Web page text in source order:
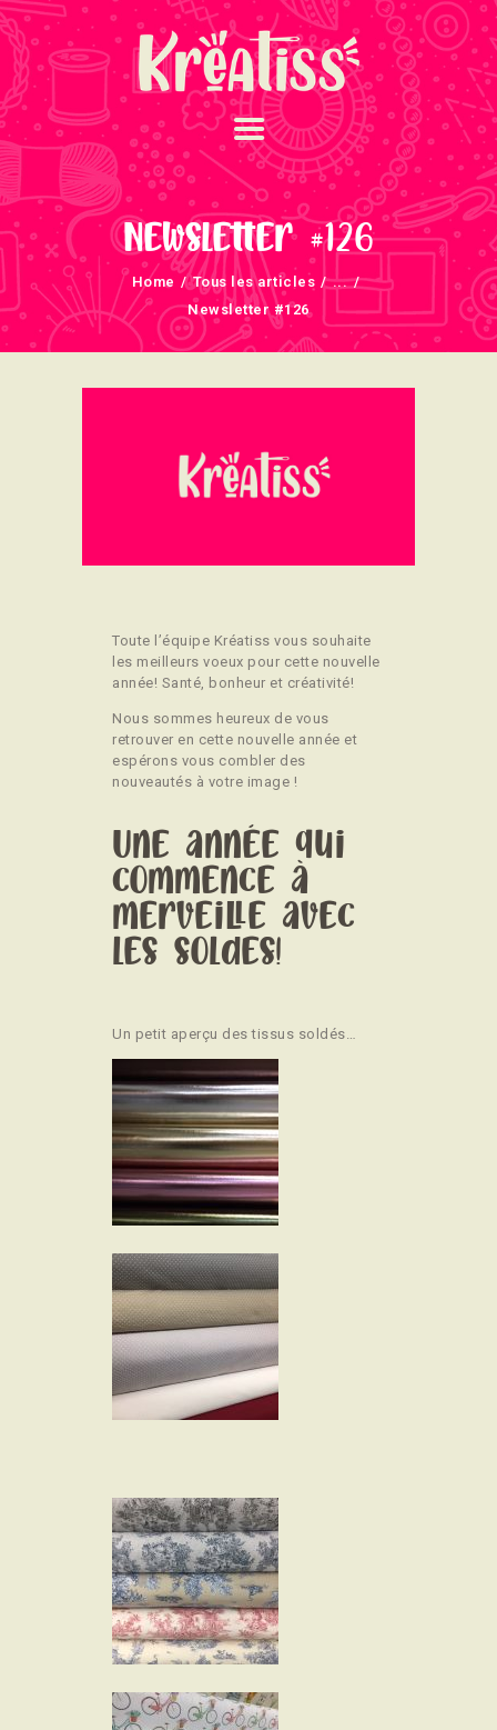
Newsletter #126
Home Tous les articles
...
Newsletter #126
ACCUEIL
NOS UNIVERS
ARRIVAGES
ATELIERS ET
ÉVÈNEMENTS
NOUS SOUTENONS
Toute l’équipe Kréatiss vous souhaite
les meilleurs voeux pour cette nouvelle
année! Santé, bonheur et créativité!
Nous sommes heureux de vous
retrouver en cette nouvelle année et
espérons vous combler des
nouveautés à votre image !
Une année qui
commence à
merveille avec
les soldes!
Un petit aperçu des tissus soldés…